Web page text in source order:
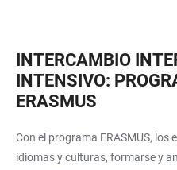
INTERCAMBIO
INTENSIVO:
ERASMUS
Con el programa ERASMUS,
idiomas y culturas, formarse y